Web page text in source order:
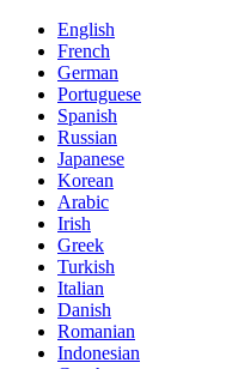
English
French
German
Portuguese
Spanish
Russian
Japanese
Korean
Arabic
Irish
Greek
Turkish
Italian
Danish
Romanian
Indonesian